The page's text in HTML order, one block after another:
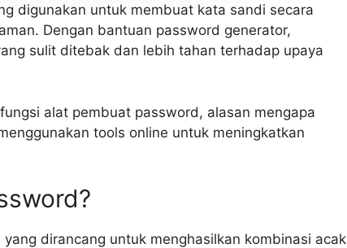
digunakan untuk membuat kata sandi secara
Dengan bantuan password generator,
sulit ditebak dan lebih tahan terhadap upaya
alat pembuat password, alasan mengapa
tools online untuk meningkatkan
dirancang untuk menghasilkan kombinasi acak